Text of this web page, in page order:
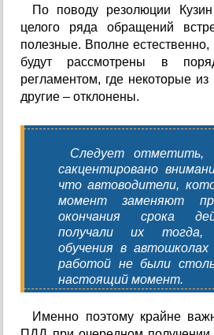
По поводу резолюции
целого ряда обращений
полезные. Вполне
будут рассмотрены в
регламентом, где некоторые
другие – отклонены.
Следует отметить,
сакцентировано
что автоводители,
момент заменяют
окончания срока
получали их тогда,
обучения в
работой не были
настоящий момент.
Именно поэтому крайне